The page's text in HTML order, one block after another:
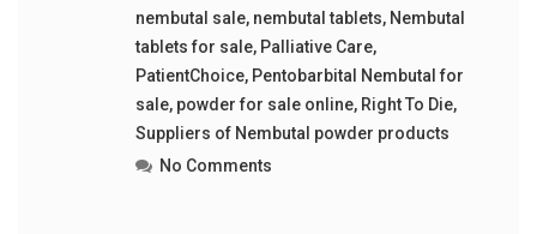
nembutal sale, nembutal tablets, Nembutal
tablets for sale, Palliative Care,
PatientChoice, Pentobarbital Nembutal for
sale, powder for sale online, Right To Die,
Suppliers of Nembutal powder products
No Comments